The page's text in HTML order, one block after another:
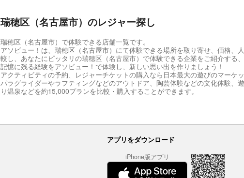
瑞穂区（名古屋市）のレジャー探し
瑞穂区（名古屋市）で体験できる店舗一覧です。
アソビュー！は、瑞穂区（名古屋市）にて体験できる場所を取り寄せ、価格、
較し、あなたにピッタリの瑞穂区（名古屋市）で体験できる企業をご紹介する
記憶に残る経験をアソビュー！で体験し、新しい思い出を作りましょう！
アクティビティの予約、レジャーチケットの購入なら日本最大の遊びのマーケ
パラグライダーやラフティングなどのアウトドア、陶芸体験などの文化体験、
り温泉などを約15,000プランを比較・購入することができます。
アプリをダウンロード
iPhone版アプリ